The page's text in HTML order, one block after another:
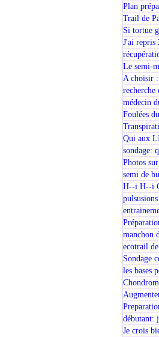
Plan
Trail de
Si tortue
J'ai repris
Le semi-
A choisir
recherche
médecin
Foulées
Qui aux
sondage:
Photos
semi de
H--i H--i
manchon
ecotrail
Sondage
les bases
débutant:
Je crois